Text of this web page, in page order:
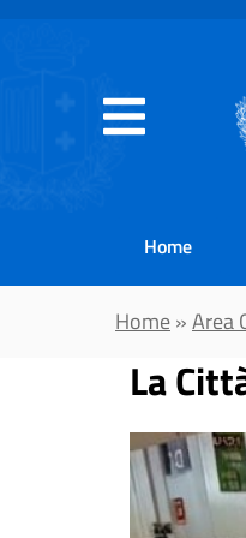
Home
Home»Area
La